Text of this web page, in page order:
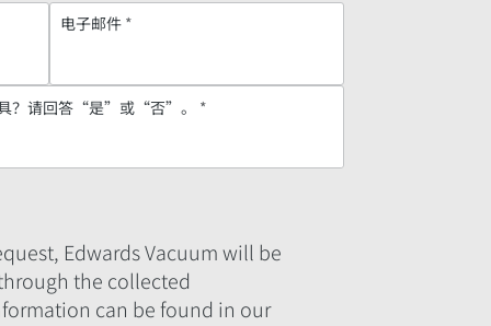
电子邮件 *
？请回答“是”或“否”。 *
Edwards Vacuum will be
the collected
can be found in our